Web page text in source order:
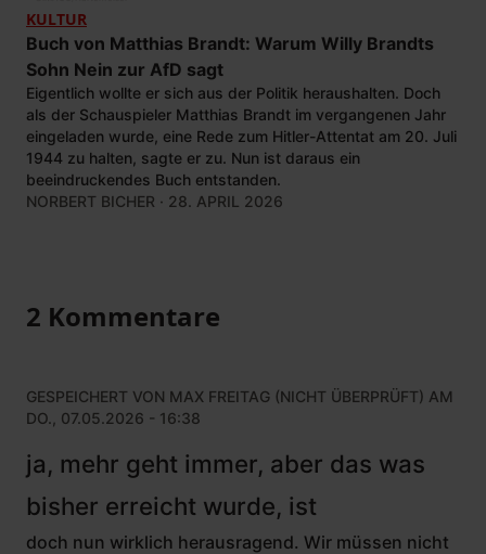
KULTUR
Buch von Matthias Brandt: Warum Willy Brandts
Sohn Nein zur AfD sagt
Eigentlich wollte er sich aus der Politik heraushalten. Doch
als der Schauspieler Matthias Brandt im vergangenen Jahr
eingeladen wurde, eine Rede zum Hitler-Attentat am 20. Juli
1944 zu halten, sagte er zu. Nun ist daraus ein
beeindruckendes Buch entstanden.
NORBERT BICHER · 28. APRIL 2026
2 Kommentare
GESPEICHERT VON MAX FREITAG (NICHT ÜBERPRÜFT) AM
DO., 07.05.2026 - 16:38
ja, mehr geht immer, aber das was
bisher erreicht wurde, ist
doch nun wirklich herausragend. Wir müssen nicht